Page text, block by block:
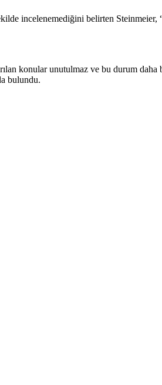
incelenemediğini belirten Steinmeier,
konular unutulmaz ve bu durum
bulundu.